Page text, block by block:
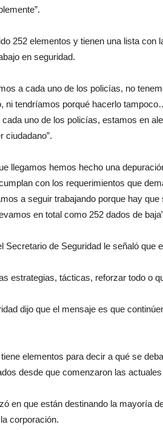
252 elementos y tienen una lista con
en seguridad.
a cada uno de los policías, no
ni tendríamos porqué hacerlo
uno de los policías, estamos en
ciudadano”.
llegamos hemos hecho una
con los requerimientos que
a seguir trabajando porque hay
en total como 252 dados de
Secretario de Seguridad le señaló que
estrategias, tácticas, reforzar todo o
dijo que el mensaje es que
elementos para decir a qué se
desde que comenzaron las
en que están destinando la mayoría
corporación.